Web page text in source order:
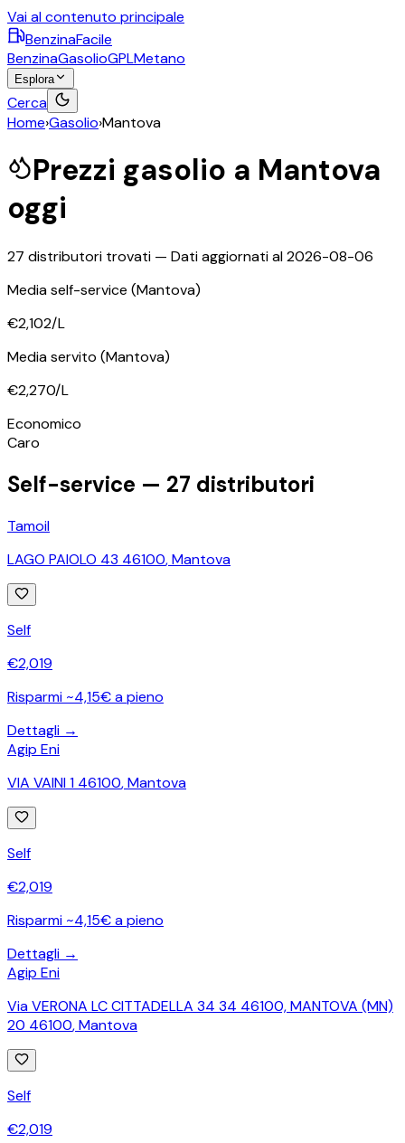
Vai al contenuto principale
BenzinaFacile
BenzinaGasolioGPLMetano
Esplora
Cerca
Home›Gasolio›Mantova
Prezzi gasolio a Mantova
oggi
27 distributori trovati — Dati aggiornati al2026-08-06
Media self-service (Mantova)
€2,102/L
Media servito (Mantova)
€2,270/L
Economico
Caro
Self-service — 27 distributori
Tamoil
LAGO PAIOLO 43 46100,Mantova
Self
€2,019
Risparmi ~4,15€ a pieno
Dettagli →
Agip Eni
VIA VAINI 1 46100,Mantova
Self
€2,019
Risparmi ~4,15€ a pieno
Dettagli →
Agip Eni
Via VERONA LC CITTADELLA 34 34 46100, MANTOVA (MN)
20 46100,Mantova
Self
€2,019